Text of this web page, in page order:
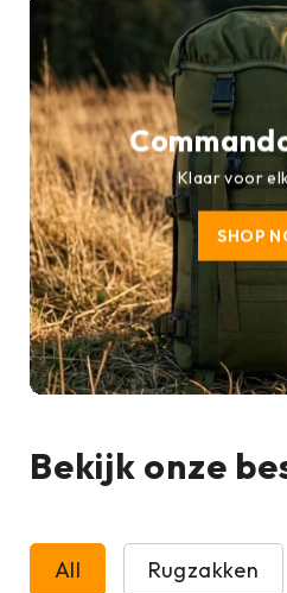
Klaar voor
SHOP
Bekijk onze
All Rugzakken